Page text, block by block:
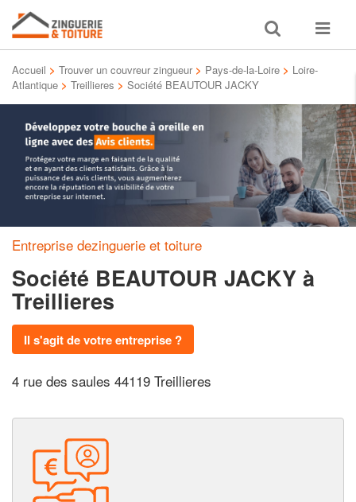
Toggle
search
Toggle
Accueil > Trouver un couvreur zingueur > Pays-de-la-Loire > Loire-
Atlantique > Treillieres > Société BEAUTOUR JACKY
Entreprise dezinguerie et toiture
Société BEAUTOUR JACKY à
Treillieres
Il s'agit de votre entreprise ?
4 rue des saules 44119 Treillieres